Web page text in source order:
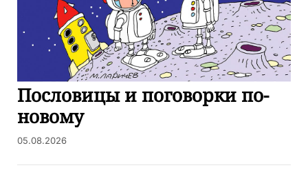
Пословицы и поговорки по-
новому
05.08.2026